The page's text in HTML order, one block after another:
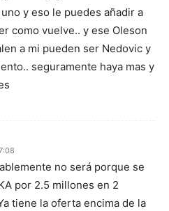
y eso le puedes añadir a
como vuelve.. y ese Oleson
a mi pueden ser Nedovic y
seguramente haya mas y
no será porque se
por 2.5 millones en 2
tiene la oferta encima de la